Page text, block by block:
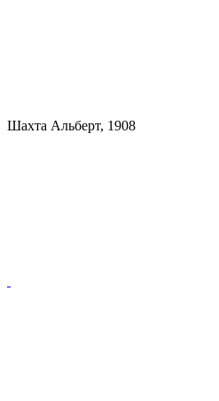
Шахта Альберт, 1908